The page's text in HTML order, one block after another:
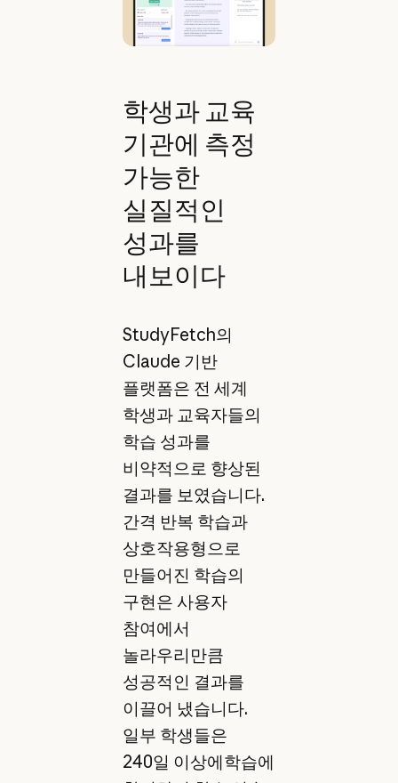
학생과 교육
기관에 측정
가능한
실질적인
성과를
내보이다
StudyFetch의
Claude 기반
플랫폼은 전 세계
학생과 교육자들의
학습 성과를
비약적으로 향상된
결과를 보였습니다.
간격 반복 학습과
상호작용형으로
만들어진 학습의
구현은 사용자
참여에서
놀라우리만큼
성공적인 결과를
이끌어 냈습니다.
일부 학생들은
240일 이상에학습에